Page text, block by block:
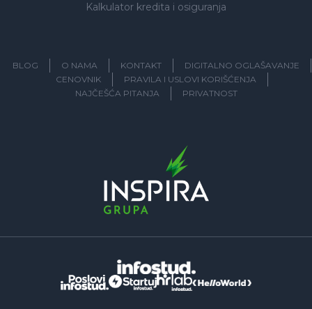
Kalkulator kredita i osiguranja
BLOG O NAMA KONTAKT
DIGITALNO OGLAŠAVANJE
CENOVNIK
PRAVILA I USLOVI KORIŠĆENJA
NAJČEŠĆA PITANJA
PRIVATNOST